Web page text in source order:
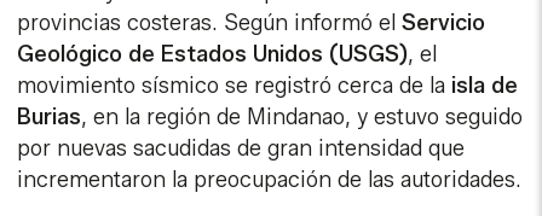
provincias costeras. Según informó elServicio
Geológico de Estados Unidos (USGS), el
movimiento sísmico se registró cerca de la isla de
Burias, en la región de Mindanao, y estuvo seguido
por nuevas sacudidas de gran intensidad que
incrementaron la preocupación de las autoridades.